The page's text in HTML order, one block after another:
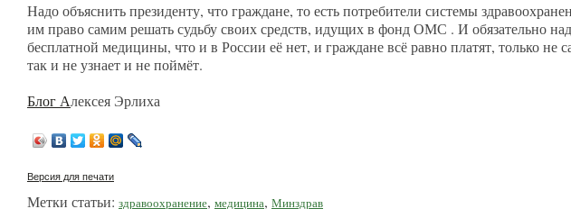
Надо объяснить президенту, что граждане, то есть потребители системы
им право самим решать судьбу своих средств, идущих в фонд ОМС . И обязательно
бесплатной медицины, что и в России её нет, и граждане всё равно платят, только
так и не узнает и не поймёт.
Блог Алексея Эрлиха
Версия для печати
Метки статьи: здравоохранение, медицина, Минздрав